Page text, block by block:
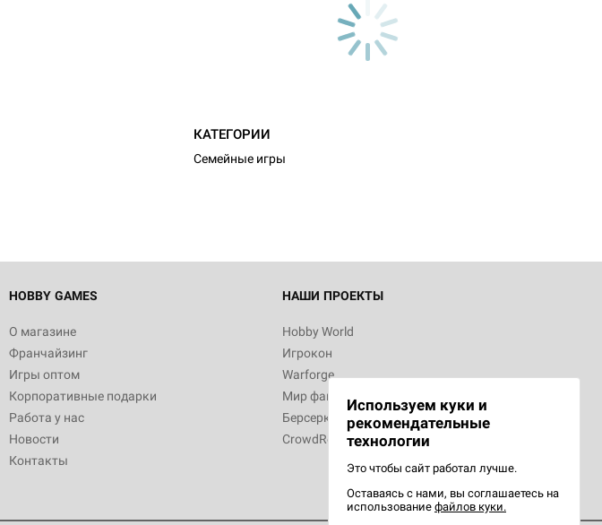
КАТЕГОРИИ
Семейные игры
HOBBY GAMES
О магазине
Франчайзинг
Игры оптом
Корпоративные подарки
Работа у нас
Новости
Контакты
НАШИ ПРОЕКТЫ
Hobby World
Игрокон
Warforge
Мир фантастики
Берсерк
CrowdRepublic
Используем куки и
рекомендательные
технологии
Это чтобы сайт работал лучше.
Оставаясь с нами, вы соглашаетесь на
использование файлов куки.